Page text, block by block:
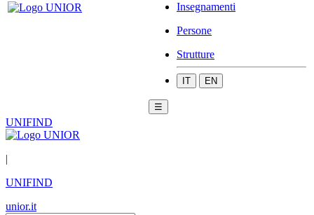
Insegnamenti
Persone
Strutture
IT EN
☰
UNIFIND
|
UNIFIND
unior.it